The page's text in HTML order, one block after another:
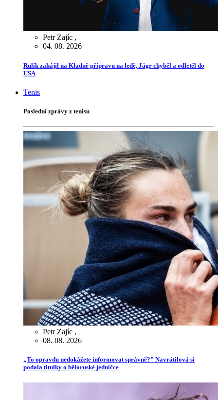
Petr Zajíc ,
04. 08. 2026
Rulík zahájil na Kladně přípravu na ledě, Jágr chyběl a odletěl do
USA
Tenis
Poslední zprávy z tenisu
Petr Zajíc ,
08. 08. 2026
„To opravdu nedokážete informovat správně?" Navrátilová si
podala titulky o běloruské jedničce